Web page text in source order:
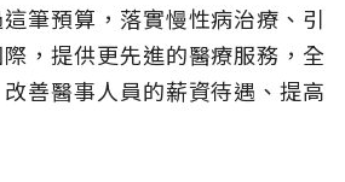
筆預算，落實慢性病治療、引
，提供更先進的醫療服務，全
善醫事人員的薪資待遇、提高